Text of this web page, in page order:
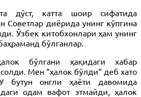
дўст, катта шоир сифатида
Советлар диёрида унинг кўпгина
Ўзбек китобхонлари ҳам унинг
бўлганлар.
бўлгани ҳақидаги хабар
Мен “ҳалок бўлди” деб хато
бутун онгли ҳаёти давомида
одам вафот этмайди, ҳалок